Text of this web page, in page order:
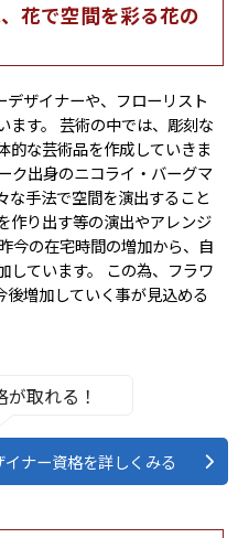
花で空間を彩る花の
デザイナーや、フローリスト
ます。 芸術の中では、彫刻な
的な芸術品を作成していきま
ク出身のニコライ・バーグマ
な手法で空間を演出すること
作り出す等の演出やアレンジ
今の在宅時間の増加から、自
しています。 この為、フラワ
後増加していく事が見込める
取れる！
ナー資格を詳しくみる